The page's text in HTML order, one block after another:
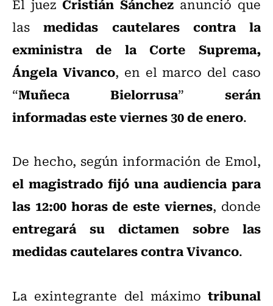
El juez
anunció que
lasmedidas cautelares contra la
exministra de la Corte Suprema,
Ángela Vivanco, en el marco del caso
“Muñeca Bielorrusa” serán
informadas este viernes 30 de enero.
De hecho, según información de Emol,
el magistrado fijó una audiencia para
las 12:00 horas de este viernes, donde
entregará su dictamen sobre las
medidas cautelares contra Vivanco.
La exintegrante del máximo tribunal